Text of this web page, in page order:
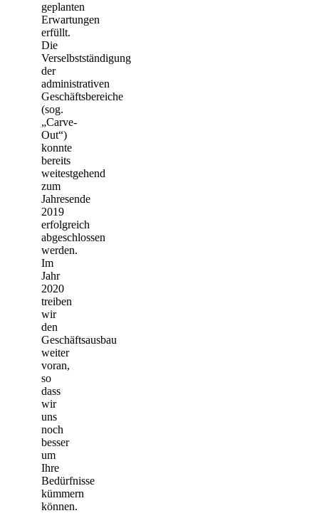
geplanten
Erwartungen
erfüllt.
Die
Verselbstständigung
der
administrativen
Geschäftsbereiche
(sog.
„Carve-
Out“)
konnte
bereits
weitestgehend
zum
Jahresende
2019
erfolgreich
abgeschlossen
werden.
Im
Jahr
2020
treiben
wir
den
Geschäftsausbau
weiter
voran,
so
dass
wir
uns
noch
besser
um
Ihre
Bedürfnisse
kümmern
können.